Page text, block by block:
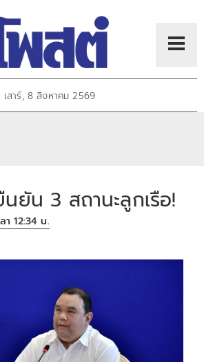
เสาร์, 8 สิงหาคม 2569
ยัน 3 สถานะลูกเรือ!
า 12:34 น.